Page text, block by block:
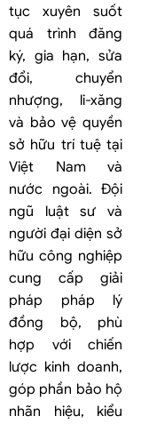
tục xuyên suốt
quá trình đăng
ký, gia hạn, sửa
đổi, chuyển
nhượng, li-xăng
và bảo vệ quyền
sở hữu trí tuệ tại
Việt Nam và
nước ngoài. Đội
ngũ luật sư và
người đại diện sở
hữu công nghiệp
cung cấp giải
pháp pháp lý
đồng bộ, phù
hợp với chiến
lược kinh doanh,
góp phần bảo hộ
nhãn hiệu, kiểu